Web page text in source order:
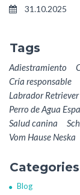
31.10.2025
Tags
Adiestramiento
Cría responsable
Labrador Retriever
Perro de Agua
Salud canina
Vom Hause Neska
Categories
Blog